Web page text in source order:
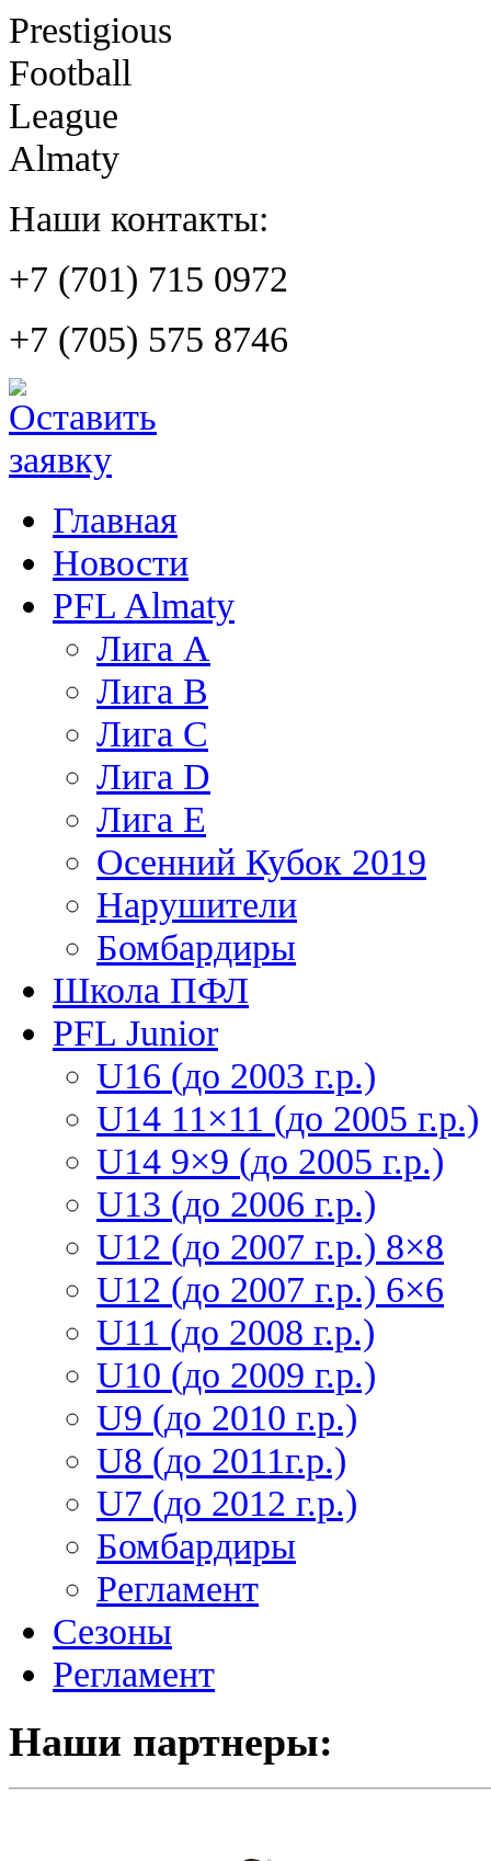
Prestigious
Football
League
Almaty
Наши контакты:
+7 (701) 715 0972
+7 (705) 575 8746
Главная
Новости
PFL Almaty
Лига A
Лига В
Лига С
Лига D
Лига Е
Осенний Кубок 2019
Нарушители
Бомбардиры
Школа ПФЛ
PFL Junior
U16 (до 2003 г.р.)
U14 11×11 (до 2005 г.р.)
U14 9×9 (до 2005 г.р.)
U13 (до 2006 г.р.)
U12 (до 2007 г.р.) 8×8
U12 (до 2007 г.р.) 6×6
U11 (до 2008 г.р.)
U10 (до 2009 г.р.)
U9 (до 2010 г.р.)
U8 (до 2011г.р.)
U7 (до 2012 г.р.)
Бомбардиры
Регламент
Сезоны
Регламент
Наши партнеры: